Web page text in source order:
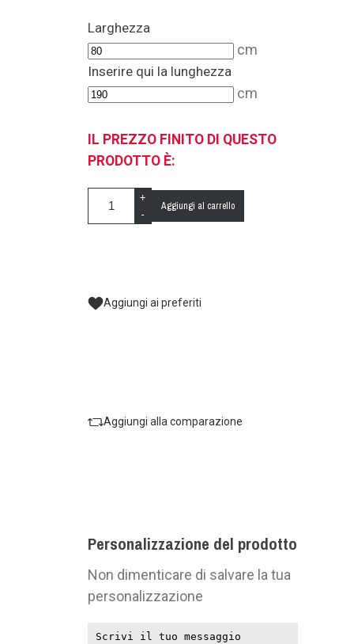
Larghezza
cm
Inserire qui la lunghezza
cm
IL PREZZO FINITO DI QUESTO
PRODOTTO È:
+
-
Aggiungi al carrello
Aggiungi ai preferiti
Aggiungi alla comparazione
Personalizzazione del prodotto
Non dimenticare di salvare la tua
personalizzazione